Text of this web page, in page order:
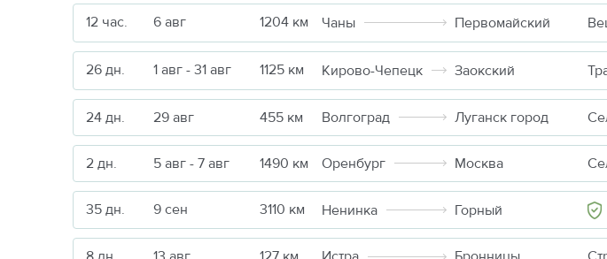
12 час. 6 авг 1204 км Чаны Первомайский
26 дн. 1 авг - 31 авг 1125 км Кирово-Чепецк Заокский
24 дн. 29 авг 455 км Волгоград Луганск город
2 дн. 5 авг - 7 авг 1490 км Оренбург Москва
35 дн. 9 сен 3110 км Ненинка Горный